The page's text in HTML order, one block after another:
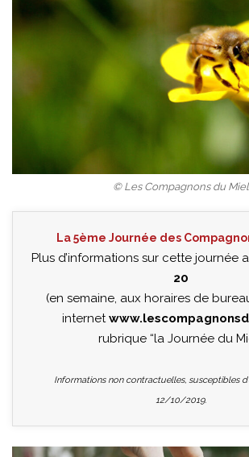
© Les Compagnons du Miel
La 5ème Journée des
Plus d’informations sur cette journée
20
(en semaine, aux horaires de
internet
rubrique “la Journée du
Informations non contractuelles, susceptibles
12/10/2019.